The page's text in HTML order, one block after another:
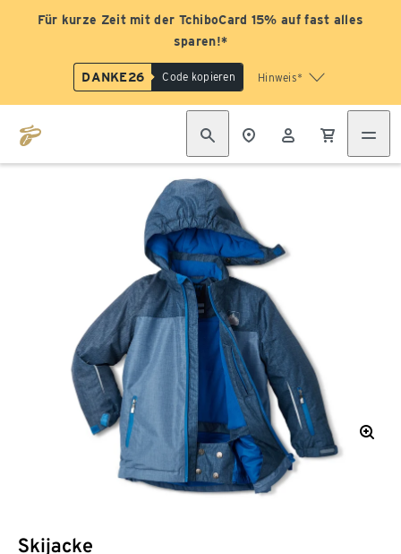
Für kurze Zeit mit der TchiboCard 15% auf fast alles
sparen!*
DANKE26 Code kopieren Hinweis*
Skijacke